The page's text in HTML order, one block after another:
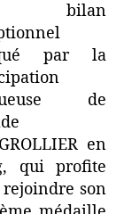
bilan
par la
de
en
qui profite
son